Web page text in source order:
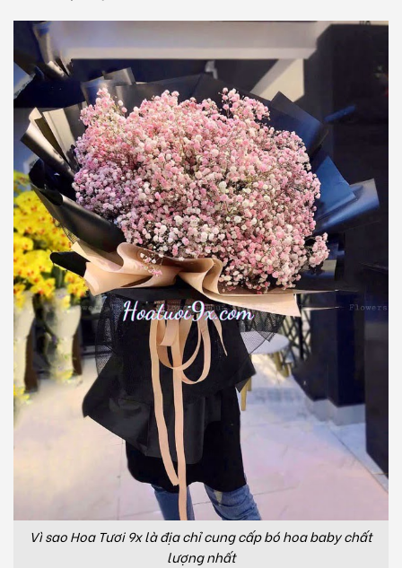
Vì sao Hoa Tươi 9x là địa chỉ cung cấp bó hoa baby chất
lượng nhất